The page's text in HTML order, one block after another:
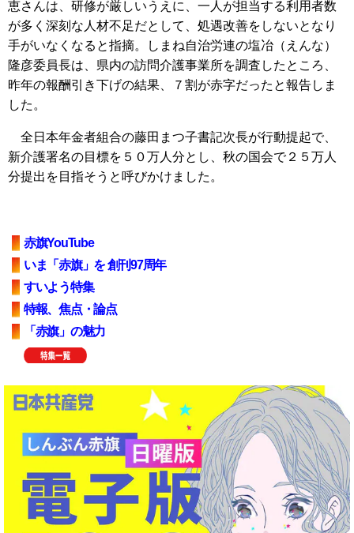
恵さんは、研修が厳しいうえに、一人が担当する利用者数
が多く深刻な人材不足だとして、処遇改善をしないとなり
手がいなくなると指摘。しまね自治労連の塩冶（えんな）
隆彦委員長は、県内の訪問介護事業所を調査したところ、
昨年の報酬引き下げの結果、７割が赤字だったと報告しま
した。
全日本年金者組合の藤田まつ子書記次長が行動提起で、
新介護署名の目標を５０万人分とし、秋の国会で２５万人
分提出を目指そうと呼びかけました。
赤旗YouTube
いま「赤旗」を 創刊97周年
すいよう特集
特報、焦点・論点
「赤旗」の魅力